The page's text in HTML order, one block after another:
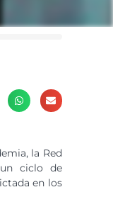
la Red
ciclo de
en los